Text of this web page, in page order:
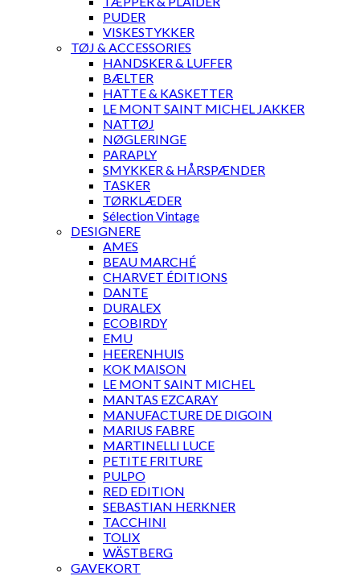
PUDER
VISKESTYKKER
TØJ & ACCESSORIES
HANDSKER & LUFFER
BÆLTER
HATTE & KASKETTER
LE MONT SAINT MICHEL JAKKER
NATTØJ
NØGLERINGE
PARAPLY
SMYKKER & HÅRSPÆNDER
TASKER
TØRKLÆDER
Sélection Vintage
DESIGNERE
AMES
BEAU MARCHÉ
CHARVET ÉDITIONS
DANTE
DURALEX
ECOBIRDY
EMU
HEERENHUIS
KOK MAISON
LE MONT SAINT MICHEL
MANTAS EZCARAY
MANUFACTURE DE DIGOIN
MARIUS FABRE
MARTINELLI LUCE
PETITE FRITURE
PULPO
RED EDITION
SEBASTIAN HERKNER
TACCHINI
TOLIX
WÄSTBERG
GAVEKORT